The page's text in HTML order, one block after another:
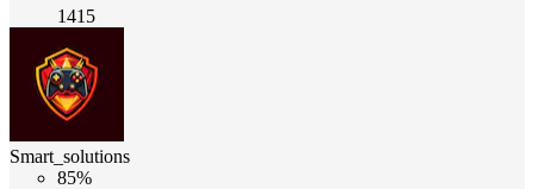
1415
Smart_solutions
85%